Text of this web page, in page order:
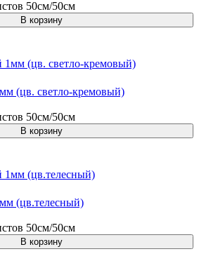
50см/50см
В корзину
(цв. светло-кремовый)
50см/50см
В корзину
(цв.телесный)
50см/50см
В корзину